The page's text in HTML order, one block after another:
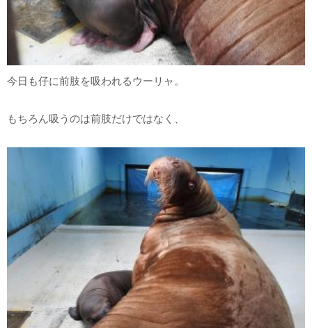
今日も仔に前肢を吸われるウーリャ。
もちろん吸うのは前肢だけではなく、